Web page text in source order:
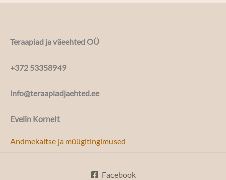
Teraapiad ja väeehted OÜ
+372 53358949
info@teraapiadjaehted.ee
Evelin Kornelt
Andmekaitse ja müügitingimused
Facebook